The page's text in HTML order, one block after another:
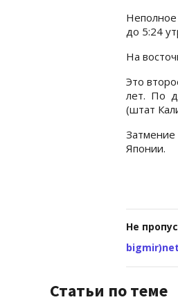
до 5:24
На
Это
лет. По
(штат
Японии.
Не
Статьи по теме